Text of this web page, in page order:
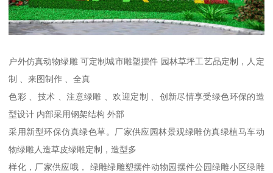
户外仿真动物绿雕 可定制城市雕塑摆件 园林草坪工艺品定制，人定
制 、来图制作 、全真
色彩 、技术 、注意绿雕 、欢迎定制 、创新尽情享受绿色环保的造
型设计 内部采用钢架结构 外部
采用新型环保仿真绿色草。厂家供应园林景观绿雕仿真绿植马车动
物绿雕人造草皮绿雕定制，造型多
样化，厂家供应哦， 绿雕绿雕塑摆件动物园摆件公园绿雕小区绿雕